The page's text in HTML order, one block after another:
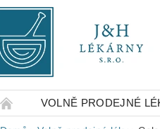
VOLNĚ PRODEJNÉ